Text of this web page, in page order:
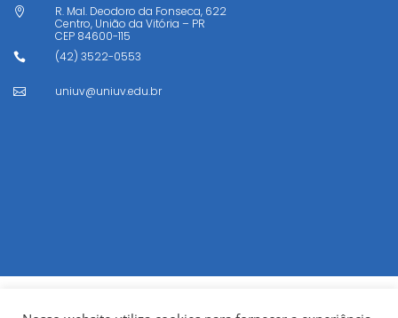

R. Mal. Deodoro da Fonseca, 622
Centro, União da Vitória – PR
CEP 84600-115
 (42) 3522-0553
 uniuv@uniuv.edu.br